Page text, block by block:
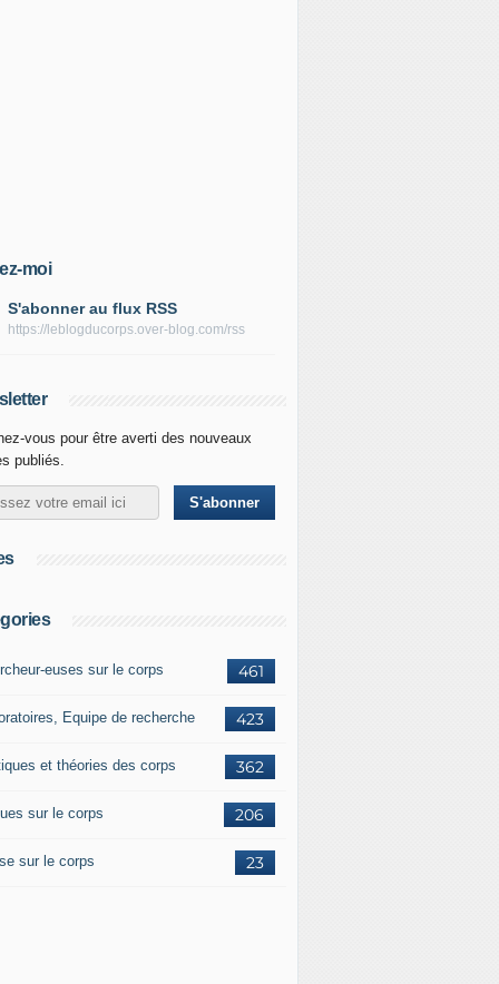
moi
S'abonner au flux RSS
https://leblogducorps.over-blog.com/rss
vous pour être averti des nouveaux
publiés.
461
euses sur le corps
423
Equipe de recherche
362
et théories des corps
206
sur le corps
23
sur le corps